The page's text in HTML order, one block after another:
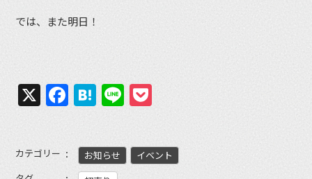
では、また明日！
X Facebook
Hatena
Line
カテゴリー お知らせ
イベント